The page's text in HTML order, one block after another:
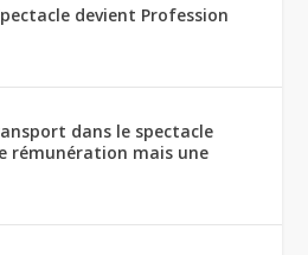
devient Profession
dans le spectacle
rémunération mais une